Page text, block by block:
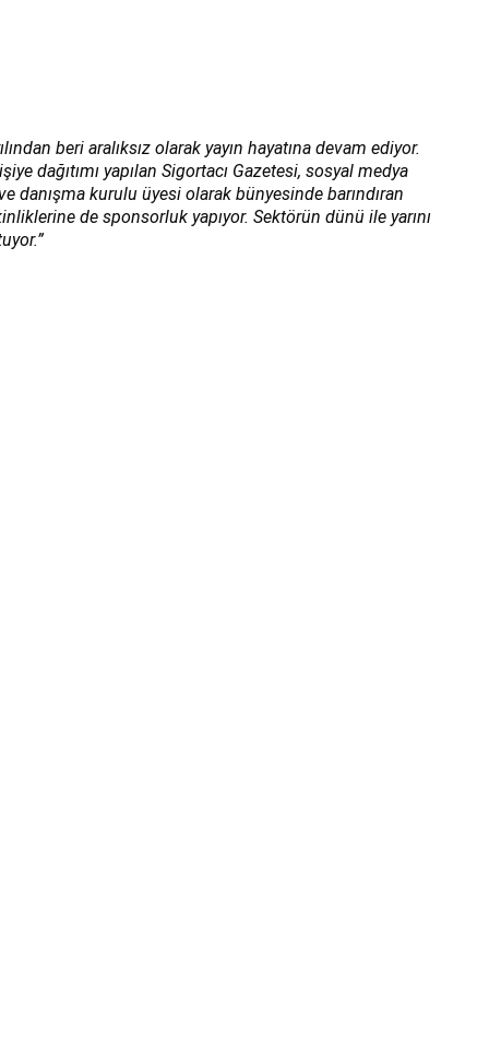
beri aralıksız olarak yayın hayatına devam ediyor.
dağıtımı yapılan Sigortacı Gazetesi, sosyal medya
danışma kurulu üyesi olarak bünyesinde barındıran
de sponsorluk yapıyor. Sektörün dünü ile yarını